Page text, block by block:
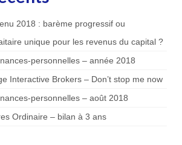
2018 : barème progressif ou
unique pour les revenus du capital ?
personnelles – année 2018
Interactive Brokers – Don’t stop me now
personnelles – août 2018
Ordinaire – bilan à 3 ans